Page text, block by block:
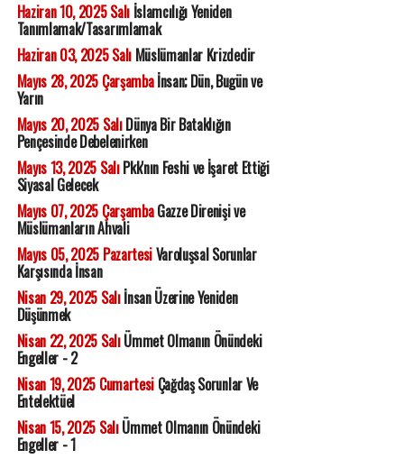
Haziran 10, 2025 Salıİslamcılığı Yeniden
Tanımlamak/Tasarımlamak
Haziran 03, 2025 SalıMüslümanlar Krizdedir
Mayıs 28, 2025 Çarşambaİnsan; Dün, Bugün ve
Yarın
Mayıs 20, 2025 SalıDünya Bir Bataklığın
Pençesinde Debelenirken
Mayıs 13, 2025 SalıPkk'nın Feshi ve İşaret Ettiği
Siyasal Gelecek
Mayıs 07, 2025 ÇarşambaGazze Direnişi ve
Müslümanların Ahvali
Mayıs 05, 2025 PazartesiVaroluşsal Sorunlar
Karşısında İnsan
Nisan 29, 2025 Salıİnsan Üzerine Yeniden
Düşünmek
Nisan 22, 2025 SalıÜmmet Olmanın Önündeki
Engeller - 2
Nisan 19, 2025 CumartesiÇağdaş Sorunlar Ve
Entelektüel
Nisan 15, 2025 SalıÜmmet Olmanın Önündeki
Engeller - 1